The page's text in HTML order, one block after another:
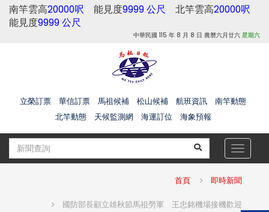
南竿雲高20000呎 能見度9999 公尺 北竿雲高20000呎
能見度9999 公尺
中華民國 115 年 8 月 8 日 農曆六月廿六 星期六
立榮訂票 華信訂票 馬祖候補 松山候補 航班資訊
南竿動態
北竿動態
天候監測網 海運訂位 海象預報
Toggle
首頁 即時新聞
國防部長顧立雄秋節馬祖勞軍 王忠銘機場接機歡迎